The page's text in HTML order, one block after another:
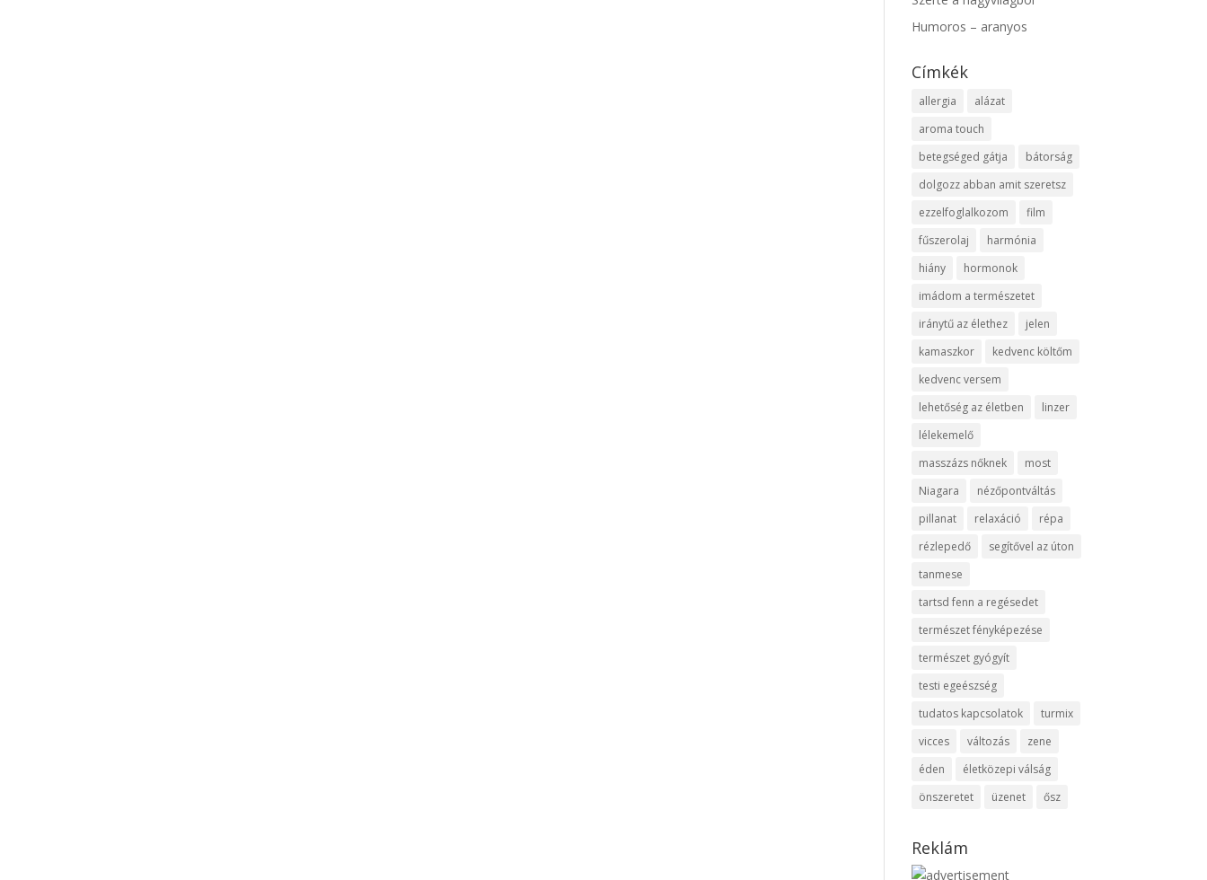
Humoros – aranyos
Címkék
allergia
alázat
aroma touch
betegséged gátja
bátorság
dolgozz abban amit szeretsz
ezzelfoglalkozom
film
fűszerolaj
harmónia
hiány
hormonok
imádom a természetet
iránytű az élethez
jelen
kamaszkor
kedvenc költőm
kedvenc versem
lehetőség az életben
linzer
lélekemelő
masszázs nőknek
most
Niagara
nézőpontváltás
pillanat
relaxáció
répa
rézlepedő
segítővel az úton
tanmese
tartsd fenn a regésedet
természet fényképezése
természet gyógyít
testi egeészség
tudatos kapcsolatok
turmix
vicces
változás
zene
éden
életközepi válság
önszeretet
üzenet ősz
Reklám